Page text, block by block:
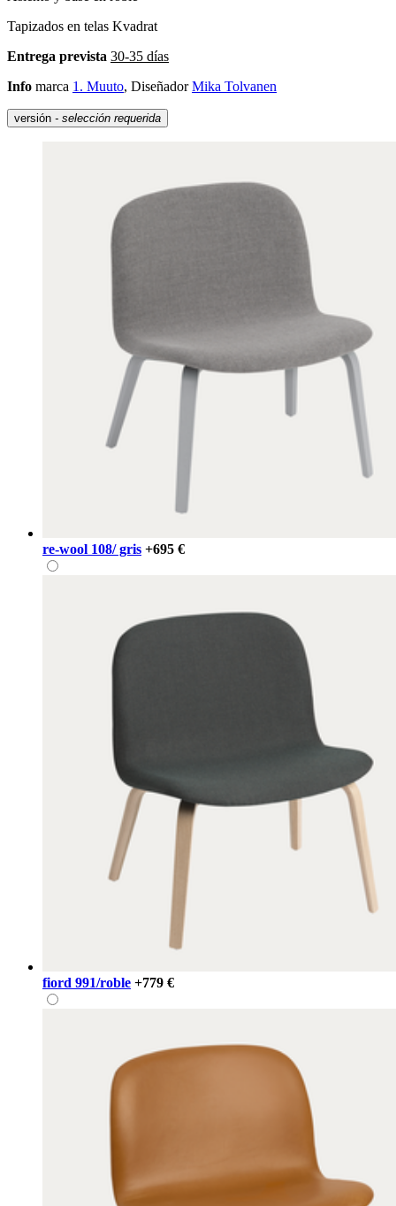
Tapizados en telas Kvadrat
Entrega prevista 30-35 días
Info marca 1. Muuto, DiseñadorMika Tolvanen
versión - selección requerida
re-wool 108/ gris +695 €
fiord 991/roble +779 €